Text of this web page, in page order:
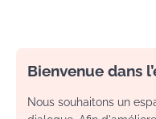
Bienvenue dans
Nous souhaitons un